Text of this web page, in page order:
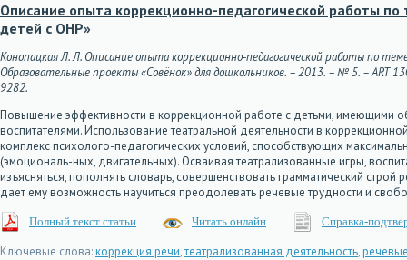
Описание опыта коррекционно-педагогической работы
детей с ОНР»
Конопацкая Л. Л. Описание опыта коррекционно-педагогической работы по
Образовательные проекты «Совёнок» для дошкольников. – 2013. – № 5. – ART
9282.
Повышение эффективности в коррекционной работе с детьми, имеющими
воспитателями. Использование театральной деятельности в
комплекс психолого-педагогических условий, способствующих
(эмоциональ-ных, двигательных). Осваивая театрализованные игры,
изъясняться, пополнять словарь, совершенствовать грамматический
дает ему возможность научиться преодолевать речевые трудности и
Полный текст статьи Читать онлайн Справка-
Ключевые слова:коррекция речи,театрализованная деятельность,